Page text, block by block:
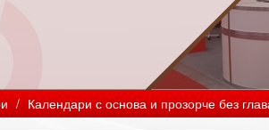
/ Календари с основа и прозорче без